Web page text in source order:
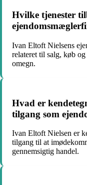
Hvilke tjenester
Ivan Eltoft Nielsens
relateret til salg, køb
omegn.
Hvad er
tilgang som
Ivan Eltoft Nielsen er
tilgang til at
gennemsigtig handel.